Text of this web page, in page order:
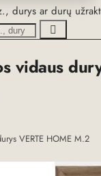
durys ar durų
vidaus
VERTE HOME M.2